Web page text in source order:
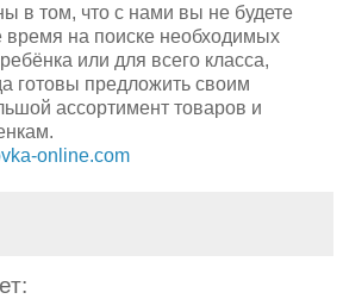
в том, что с нами вы не будете
время на поиске необходимых
или для всего класса,
готовы предложить своим
ассортимент товаров и
online.com